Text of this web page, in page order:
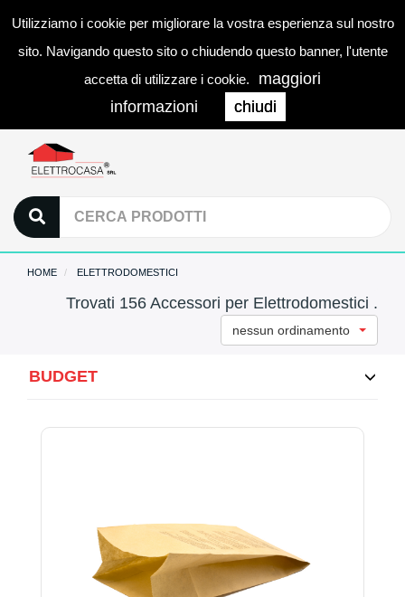
Utilizziamo i cookie per migliorare la vostra esperienza sul nostro
sito. Navigando questo sito o chiudendo questo banner, l'utente
accetta di utilizzare i cookie.
maggiori
informazioni
chiudi
0
HOME ELETTRODOMESTICI
Trovati 156 Accessori per Elettrodomestici .
nessun ordinamento
BUDGET